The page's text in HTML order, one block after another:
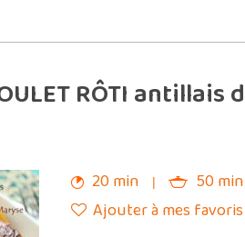
RÔTI antillais
20 min 50 min
Ajouter à mes favoris